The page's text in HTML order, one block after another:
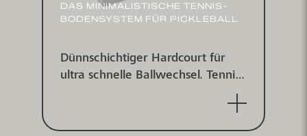
DAS MINI­MALIS­TISCHE TENNIS­
BODEN­SYSTEM FÜR PICKLEBALL
Dünn­schichtiger Hard­court für
ultra schnelle Ball­wechsel. Tennis­
Pickleball.